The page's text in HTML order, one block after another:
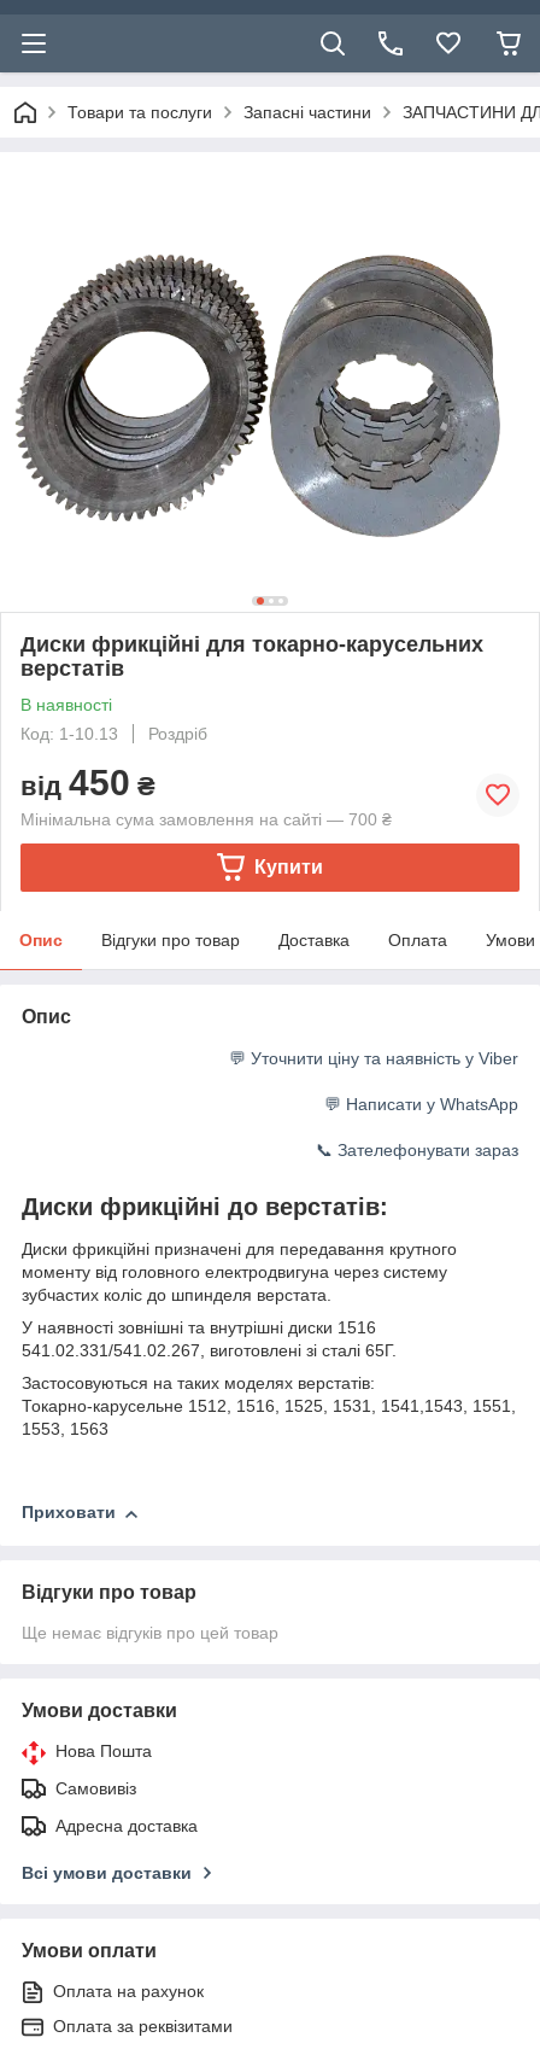
Товари та послуги Запасні частини ЗАПЧАСТИНИ
Диски фрикційні для токарно-карусельних
верстатів
В наявності
Код: 1-10.13
Роздріб
від 450 ₴
Мінімальна сума замовлення на сайті — 700 ₴
Купити
Опис Відгуки про товар Доставка Оплата Умови
Опис
💬 Уточнити ціну та наявність у Viber
💬 Написати у WhatsApp
📞 Зателефонувати зараз
Диски фрикційні до верстатів:
Диски фрикційні призначені для передавання крутного
моменту від головного електродвигуна через систему
зубчастих коліс до шпинделя верстата.
У наявності зовнішні та внутрішні диски 1516
541.02.331/541.02.267, виготовлені зі сталі 65Г.
Застосовуються на таких моделях верстатів:
Токарно-карусельне 1512, 1516, 1525, 1531, 1541,1543, 1551,
1553, 1563
Приховати
Відгуки про товар
Ще немає відгуків про цей товар
Умови доставки
Нова Пошта
Самовивіз
Адресна доставка
Всі умови доставки
Умови оплати
Оплата на рахунок
Оплата за реквізитами